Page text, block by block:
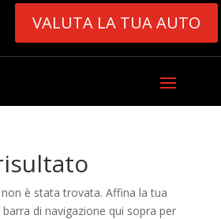
VALUTA LA TUA AUTO
è stata trovata. Affina la tua
di navigazione qui sopra per